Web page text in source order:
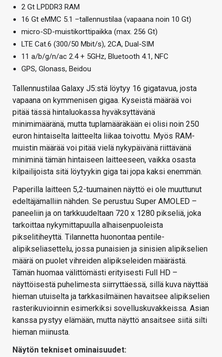
2 Gt LPDDR3 RAM
16 Gt eMMC 5.1 –tallennustilaa (vapaana noin 10 Gt)
micro-SD-muistikorttipaikka (max. 256 Gt)
LTE Cat.6 (300/50 Mbit/s), 2CA, Dual-SIM
11 a/b/g/n/ac 2.4 + 5GHz, Bluetooth 4.1, NFC
GPS, Glonass, Beidou
Tallennustilaa Galaxy J5:stä löytyy 16 gigatavua, josta
vapaana on kymmenisen gigaa. Kyseistä määrää voi
pitää tässä hintaluokassa hyväksyttävänä
minimimääränä, mutta tuplamääräkään ei olisi noin 250
euron hintaiselta laitteelta liikaa toivottu. Myös RAM-
muistin määrää voi pitää vielä nykypäivänä riittävänä
miniminä tämän hintaiseen laitteeseen, vaikka osasta
kilpailijoista sitä löytyykin giga tai jopa kaksi enemmän.
Paperilla laitteen 5,2-tuumainen näyttö ei ole muuttunut
edeltäjämalliin nähden. Se perustuu Super AMOLED –
paneeliin ja on tarkkuudeltaan 720 x 1280 pikseliä, joka
tarkoittaa nykymittapuulla alhaisenpuoleista
pikselitiheyttä. Tilannetta huonontaa pentile-
alipikseliasettelu, jossa punaisien ja sinisien alipikselien
määrä on puolet vihreiden alipikseleiden määrästä.
Tämän huomaa välittömästi erityisesti Full HD –
näyttöisestä puhelimesta siirryttäessä, sillä kuva näyttää
hieman utuiselta ja tarkkasilmäinen havaitsee alipikselien
rasterikuvioinnin esimerkiksi sovelluskuvakkeissa. Asian
kanssa pystyy elämään, mutta näyttö ansaitsee siitä silti
hieman miinusta.
Näytön tekniset ominaisuudet: